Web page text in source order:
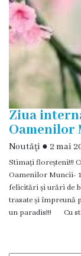
Bugetul
Local
Taxe
locale
Locale
Ziua
Oamenilor
Noutăţi ● 2 mai
Stimați floreșteni!!!
Oamenilor Muncii-
felicitări și urări de
trasate și împreună
un paradis!!! Cu